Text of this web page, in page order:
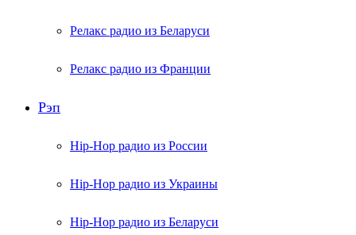
Релакс радио из Беларуси
Релакс радио из Франции
Рэп
Hip-Hop радио из России
Hip-Hop радио из Украины
Hip-Hop радио из Беларуси